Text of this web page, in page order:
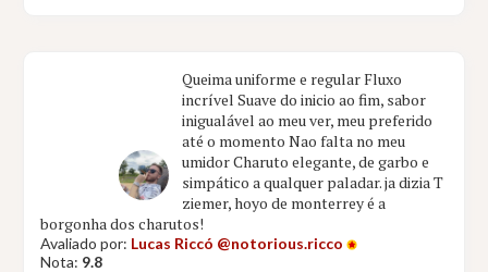
Queima uniforme e regular Fluxo
incrível Suave do inicio ao fim, sabor
inigualável ao meu ver, meu preferido
até o momento Nao falta no meu
umidor Charuto elegante, de garbo e
simpático a qualquer paladar. ja dizia T
ziemer, hoyo de monterrey é a
borgonha dos charutos!
Avaliado por: Lucas Riccó @notorious.ricco
Nota: 9.8